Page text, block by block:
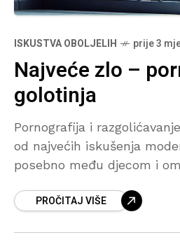
ISKUSTVA OBOLJELIH prije 3
Najveće zlo –
golotinja
Pornografija i
od najvećih iskušenja
posebno među djecom i
može prerasti u naviku
PROČITAJ VIŠE